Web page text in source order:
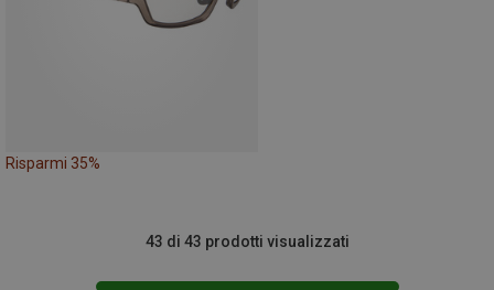
Risparmi 35%
43 di 43 prodotti visualizzati